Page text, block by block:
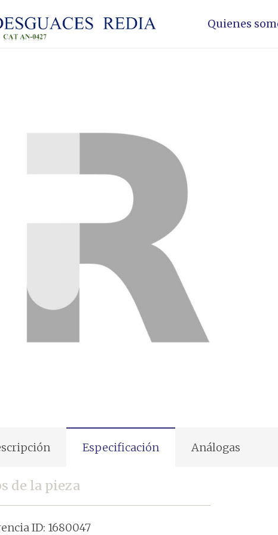
Quienes
Especificación Análogas
de la pieza
ID: 1680047